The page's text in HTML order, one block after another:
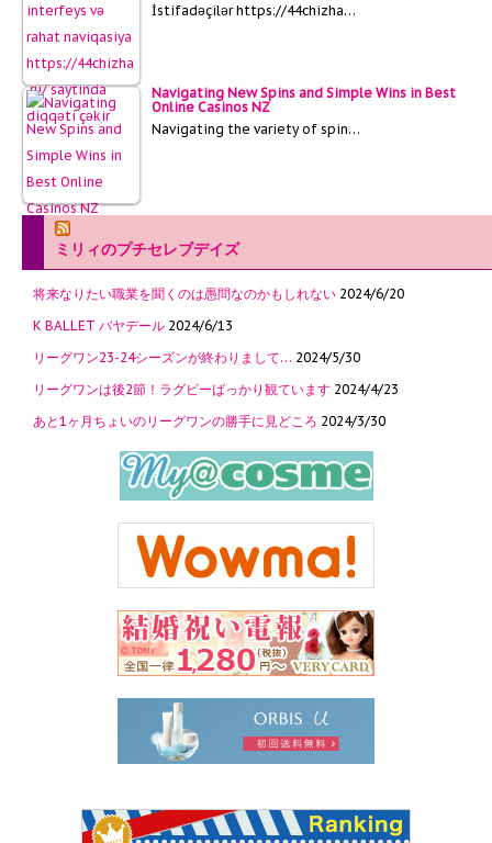
İstifadəçilər https://44chizha…
Navigating New Spins and Simple Wins in Best
Online Casinos NZ
Navigating the variety of spin…
ミリィのプチセレブデイズ
将来なりたい職業を聞くのは愚問なのかもしれない 2024/6/20
K BALLET バヤデール 2024/6/13
リーグワン23-24シーズンが終わりまして… 2024/5/30
リーグワンは後2節！ラグビーばっかり観ています 2024/4/23
あと1ヶ月ちょいのリーグワンの勝手に見どころ 2024/3/30